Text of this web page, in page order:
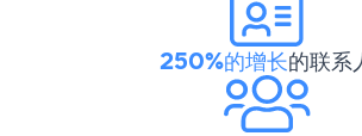
250%的增长的联系